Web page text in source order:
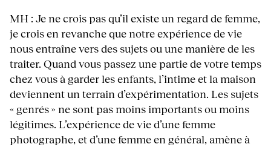
MH : Je ne crois pas qu’il existe un regard de femme,
je crois en revanche que notre expérience de vie
nous entraîne vers des sujets ou une manière de les
traiter. Quand vous passez une partie de votre temps
chez vous à garder les enfants, l’intime et la maison
deviennent un terrain d’expérimentation. Les sujets
« genrés » ne sont pas moins importants ou moins
légitimes. L’expérience de vie d’une femme
photographe, et d’une femme en général, amène à